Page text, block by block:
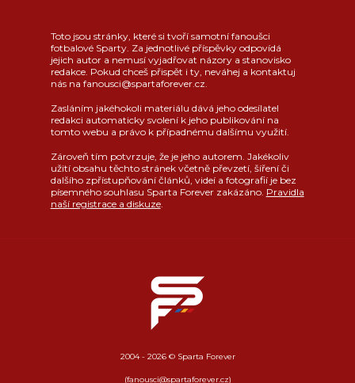
Toto jsou stránky, které si tvoří samotní fanoušci
fotbalové Sparty. Za jednotlivé příspěvky odpovídá
jejich autor a nemusí vyjadřovat názory a stanovisko
redakce. Pokud chceš přispět i ty, neváhej a kontaktuj
nás na fanousci@spartaforever.cz.
Zasláním jakéhokoli materiálu dává jeho odesílatel
redakci automaticky svolení k jeho publikování na
tomto webu a právo k případnému dalšímu využití.
Zároveň tím potvrzuje, že je jeho autorem. Jakékoliv
užití obsahu těchto stránek včetně převzetí, šíření či
dalšího zpřístupňování článků, videí a fotografií je bez
písemného souhlasu Sparta Forever zakázáno. Pravidla
naší registrace a diskuze.
2004 - 2026 © Sparta Forever
(fanousci@spartaforever.cz)